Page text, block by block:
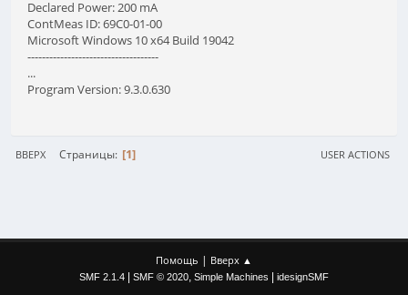
Declared Power: 200 mA
ContMeas ID: 69C0-01-00
Microsoft Windows 10 x64 Build 19042
------------------------------------
...
Program Version: 9.3.0.630
ВВЕРХ Страницы 1 USER ACTIONS
Помощь | Вверх ▲
SMF 2.1.4 | SMF © 2020 Simple Machines | idesignSMF